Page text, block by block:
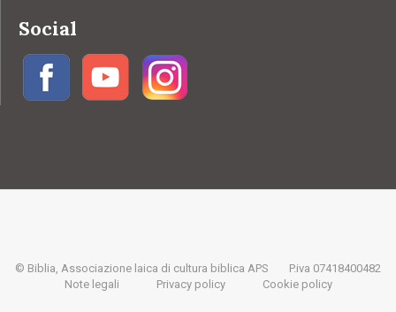
Social
© Biblia, Associazione laica di cultura biblica APS
P.iva 07418400482
Note legali
Privacy policy Cookie policy